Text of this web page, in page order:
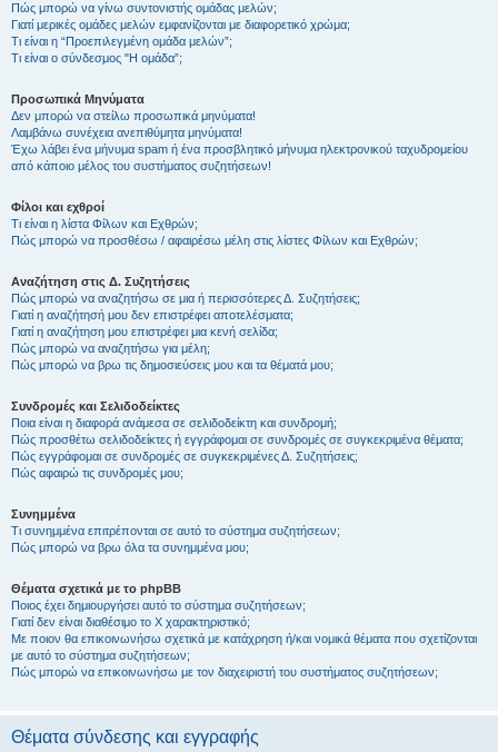
Πώς μπορώ να γίνω συντονιστής ομάδας μελών;
Γιατί μερικές ομάδες μελών εμφανίζονται με διαφορετικό χρώμα;
Τι είναι η “Προεπιλεγμένη ομάδα μελών”;
Τι είναι ο σύνδεσμος "Η ομάδα”;
Προσωπικά Μηνύματα
Δεν μπορώ να στείλω προσωπικά μηνύματα!
Λαμβάνω συνέχεια ανεπιθύμητα μηνύματα!
Έχω λάβει ένα μήνυμα spam ή ένα προσβλητικό μήνυμα ηλεκτρονικού ταχυδρομείου
από κάποιο μέλος του συστήματος συζητήσεων!
Φίλοι και εχθροί
Τι είναι η λίστα Φίλων και Εχθρών;
Πώς μπορώ να προσθέσω / αφαιρέσω μέλη στις λίστες Φίλων και Εχθρών;
Αναζήτηση στις Δ. Συζητήσεις
Πώς μπορώ να αναζητήσω σε μια ή περισσότερες Δ. Συζητήσεις;
Γιατί η αναζήτησή μου δεν επιστρέφει αποτελέσματα;
Γιατί η αναζήτηση μου επιστρέφει μια κενή σελίδα;
Πώς μπορώ να αναζητήσω για μέλη;
Πώς μπορώ να βρω τις δημοσιεύσεις μου και τα θέματά μου;
Συνδρομές και Σελιδοδείκτες
Ποια είναι η διαφορά ανάμεσα σε σελιδοδείκτη και συνδρομή;
Πώς προσθέτω σελιδοδείκτες ή εγγράφομαι σε συνδρομές σε συγκεκριμένα θέματα;
Πώς εγγράφομαι σε συνδρομές σε συγκεκριμένες Δ. Συζητήσεις;
Πώς αφαιρώ τις συνδρομές μου;
Συνημμένα
Τι συνημμένα επιτρέπονται σε αυτό το σύστημα συζητήσεων;
Πώς μπορώ να βρω όλα τα συνημμένα μου;
Θέματα σχετικά με το phpBB
Ποιος έχει δημιουργήσει αυτό το σύστημα συζητήσεων;
Γιατί δεν είναι διαθέσιμο το Χ χαρακτηριστικό;
Με ποιον θα επικοινωνήσω σχετικά με κατάχρηση ή/και νομικά θέματα που σχετίζονται
με αυτό το σύστημα συζητήσεων;
Πώς μπορώ να επικοινωνήσω με τον διαχειριστή του συστήματος συζητήσεων;
Θέματα σύνδεσης και εγγραφής